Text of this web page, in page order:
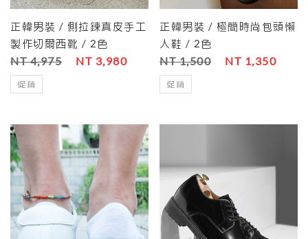
正韓男裝 / 側拉鍊真皮手工
製作切爾西靴 / 2色
NT 4,975 NT 3,980
促銷
正韓男裝 / 極簡時尚包頭懶
人鞋 / 2色
NT 1,500 NT 1,350
促銷